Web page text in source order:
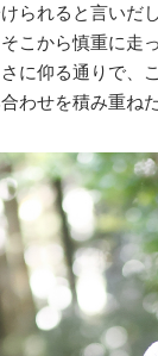
られると言いだし
こから慎重に
に仰る通りで
わせを積み重ね